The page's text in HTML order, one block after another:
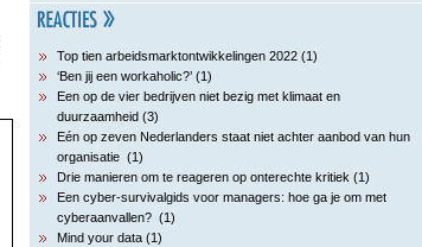
Top tien arbeidsmarktontwikkelingen 2022 (1)
‘Ben jij een workaholic?’ (1)
Een op de vier bedrijven niet bezig met klimaat en
duurzaamheid (3)
Eén op zeven Nederlanders staat niet achter aanbod van hun
organisatie (1)
Drie manieren om te reageren op onterechte kritiek (1)
Een cyber-survivalgids voor managers: hoe ga je om met
cyberaanvallen? (1)
Mind your data (1)